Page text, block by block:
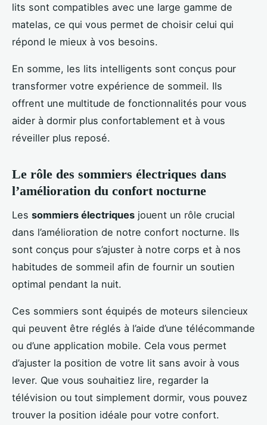
lits sont compatibles avec une large gamme de
matelas, ce qui vous permet de choisir celui qui
répond le mieux à vos besoins.
En somme, les lits intelligents sont conçus pour
transformer votre expérience de sommeil. Ils
offrent une multitude de fonctionnalités pour vous
aider à dormir plus confortablement et à vous
réveiller plus reposé.
Le rôle des sommiers électriques dans
l’amélioration du confort nocturne
Les sommiers électriques jouent un rôle crucial
dans l’amélioration de notre confort nocturne. Ils
sont conçus pour s’ajuster à notre corps et à nos
habitudes de sommeil afin de fournir un soutien
optimal pendant la nuit.
Ces sommiers sont équipés de moteurs silencieux
qui peuvent être réglés à l’aide d’une télécommande
ou d’une application mobile. Cela vous permet
d’ajuster la position de votre lit sans avoir à vous
lever. Que vous souhaitiez lire, regarder la
télévision ou tout simplement dormir, vous pouvez
trouver la position idéale pour votre confort.